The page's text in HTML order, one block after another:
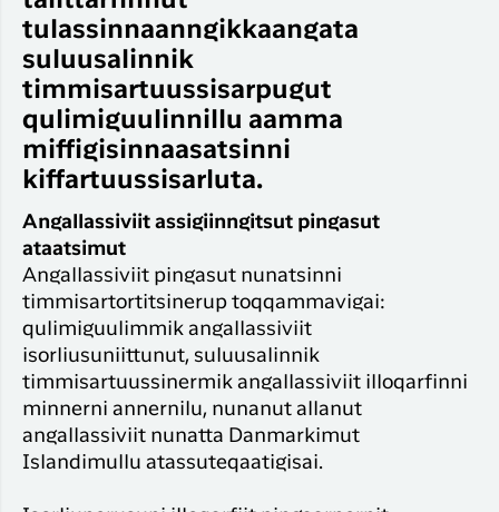
Suliffimmit
angalanerit
Har du glemt din adgangskode?
Ny Profil
Tilmeld dig gratis Club Timmisa og få en
masse eksklusive fordele. Læs mere om
klubben her.
tulassinnaanngikkaangata
suluusalinnik
timmisartuussisarpugut
qulimiguulinnillu aamma
miffigisinnaasatsinni
kiffartuussisarluta.
Angallassiviit assigiinngitsut pingasut
ataatsimut
Angallassiviit pingasut nunatsinni
timmisartortitsinerup toqqammavigai:
qulimiguulimmik angallassiviit
isorliusuniittunut, suluusalinnik
timmisartuussinermik angallassiviit illoqarfinni
minnerni annernilu, nunanut allanut
angallassiviit nunatta Danmarkimut
Islandimullu atassuteqaatigisai.